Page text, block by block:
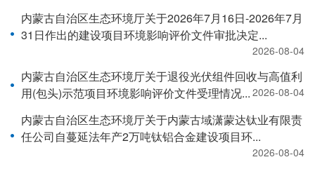
内蒙古自治区生态环境厅关于2026年7月16日-2026年7月
31日作出的建设项目环境影响评价文件审批决定...
2026-08-04
内蒙古自治区生态环境厅关于退役光伏组件回收与高值利
用(包头)示范项目环境影响评价文件受理情况... 2026-08-04
内蒙古自治区生态环境厅关于内蒙古域潇蒙达钛业有限责
任公司自蔓延法年产2万吨钛铝合金建设项目环...
2026-08-04